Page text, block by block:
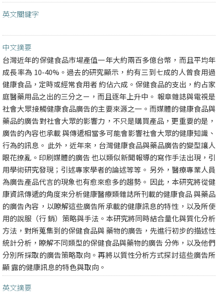
英文關鍵字
中文摘要
台灣近年的保健食品市場產值一年大約兩百多億台幣，而且平均年
成長率為 10-40%。過去的研究顯示，約有三到七成的人曾食用過
健康食品，定時或經常食用者 約佔六成。保健食品的支出，約占家
庭醫藥用品之出的三分之ㄧ，而且逐年上升中。 報章雜誌與電視是
社會大眾接觸健康食品廣告的主要來源之一。而媒體的健康食品與
藥品的廣告對社會大眾的影響力，不只是購買產品，更重要的是，
廣告的內容也承載 與傳遞相當多可能會影響社會大眾的健康知識、
行為的訊息。 此外，近年來，台灣健康食品與藥品廣告的變型讓人
眼花撩亂。印刷媒體的廣告 也以類似新聞報導的寫作手法出現，引
用學術研究發現；引述專家學者的論述等等。 另外，醫療專業人員
為廣告產品代言的現象也有愈來愈多的趨勢。 因此，本研究將從健
康資訊傳遞的角度來分析健康醫療類雜誌所刊載的健康食品 與藥品
的廣告內容，以瞭解這些廣告所承載的健康訊息的特性，以及所使
用的說服（行 銷）策略與手法。本研究將同時結合量化與質化分析
方法，對所蒐集到的保健食品與 藥物的廣告，先進行初步的描述性
統計分析，瞭解不同類型的保健食品與藥物的廣告 分佈，以及他們
分別所採取的廣告策略取向。再將以質性分析方式探討這些廣告所
顯 露的健康訊息的特色與取向。
英文摘要